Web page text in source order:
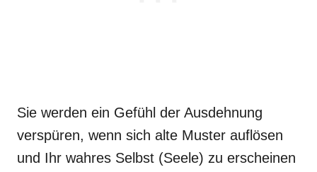
Sie werden ein Gefühl der Ausdehnung
verspüren, wenn sich alte Muster auflösen
und Ihr wahres Selbst (Seele) zu erscheinen